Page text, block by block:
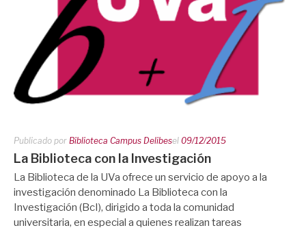
Publicado por Biblioteca Campus Delibesel 09/12/2015
La Biblioteca con la Investigación
La Biblioteca de la UVa ofrece un servicio de apoyo a la
investigación denominado La Biblioteca con la
Investigación (BcI), dirigido a toda la comunidad
universitaria, en especial a quienes realizan tareas